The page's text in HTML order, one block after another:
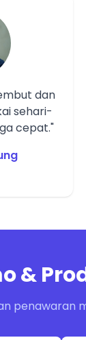
dan
sehari-
cepat."
&
penawaran